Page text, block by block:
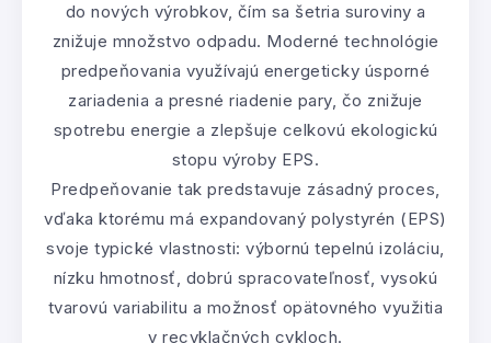
do nových výrobkov, čím sa šetria suroviny a
znižuje množstvo odpadu. Moderné technológie
predpeňovania využívajú energeticky úsporné
zariadenia a presné riadenie pary, čo znižuje
spotrebu energie a zlepšuje celkovú ekologickú
stopu výroby EPS.
Predpeňovanie tak predstavuje zásadný proces,
vďaka ktorému má expandovaný polystyrén (EPS)
svoje typické vlastnosti: výbornú tepelnú izoláciu,
nízku hmotnosť, dobrú spracovateľnosť, vysokú
tvarovú variabilitu a možnosť opätovného využitia
v recyklačných cykloch.